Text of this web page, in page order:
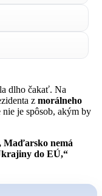
dlho čakať. Na
z morálneho
nie je spôsob, akým by
Maďarsko nemá
do EÚ,“